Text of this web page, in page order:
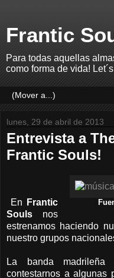
Frantic
Para todas aquellas
como forma de vida!
lunes, 29 de abril de 2013
Entrevista a
Frantic Souls!
En
Frantic
Souls nos
estrenamos haciendo
nuestro grupos
La banda madrileña
contestarnos a algunas